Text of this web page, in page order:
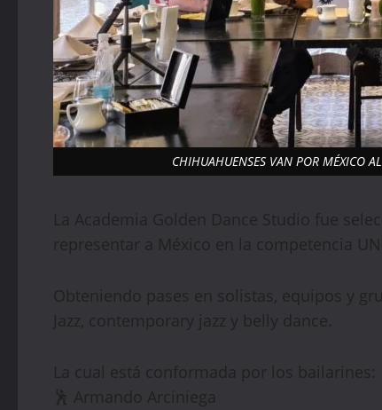
CHIHUAHUENSES VAN POR MÉXICO
La Academia Golden Dance Studio fue
representar a México en la competencia
Obteniendo pases en solistas, equipos y
Jazz, contemporary jazz y belly dance.
La cual está conformada por los bailarines:
🕺 Armando Arciniega